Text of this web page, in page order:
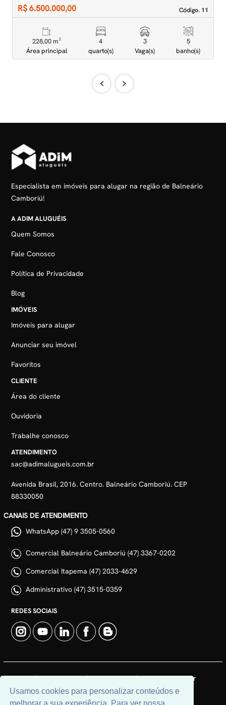
Usamos cookies para personalizar conteúdos e
melhorar a sua experiência. Para ver nossa
Código. 11
Código. 11
R$ 6.500.000,00
228,00 m²
Área principal
4
quarto(s)
3
Vaga(s)
5
banho(s)
‹ ›
Especialista em imóveis para alugar na região de Balneário
Camboriú!
A ADIM ALUGUÉIS
Quem Somos
Fale Conosco
Política de Privacidade
Blog
IMÓVEIS
Imóveis para alugar
Anunciar seu imóvel
Favoritos
CLIENTE
Área do cliente
Ouvidoria
Trabalhe conosco
ATENDIMENTO
sac@adimalugueis.com.br
Avenida Brasil, 2016. Centro. Balneário Camboriú. CEP
88330050
CANAIS DE ATENDIMENTO
WhatsApp (47) 9 3505-0560
Comercial Balneário Camboriú (47) 3367-0202
Comercial Itapema (47) 2033-4629
Administrativo (47) 3515-0359
REDES SOCIAIS
© 2026 | Adim Aluguéis | CRECI: 3235J | Desenvolvido por
Universal Software.